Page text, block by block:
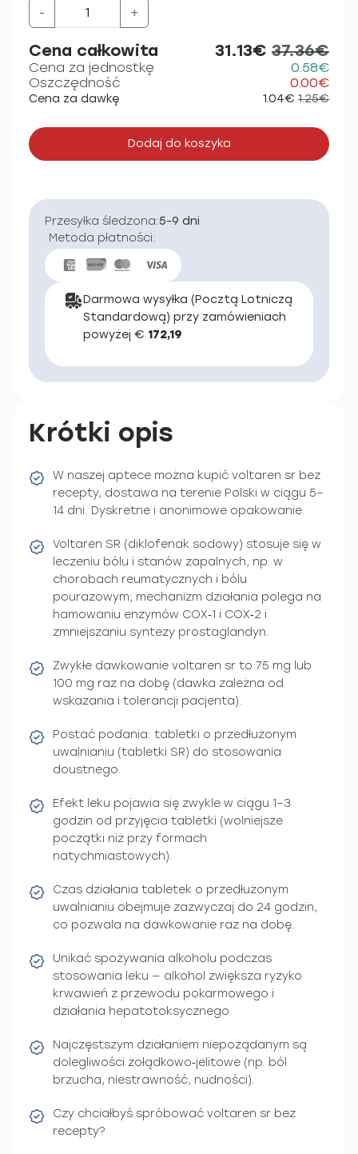
- +
Cena całkowita 31.13€ 37.36€
Cena za jednostkę
0.58€
Oszczędność
0.00€
Cena za dawkę 1.04€ 1.25€
Dodaj do koszyka
Przesyłka śledzona:5-9 dni
Metoda płatności:
Darmowa wysyłka (Pocztą Lotniczą
Standardową) przy zamówieniach
powyżej € 172,19
Krótki opis
W naszej aptece można kupić voltaren sr bez
recepty, dostawa na terenie Polski w ciągu 5–
14 dni. Dyskretne i anonimowe opakowanie.
Voltaren SR (diklofenak sodowy) stosuje się w
leczeniu bólu i stanów zapalnych, np. w
chorobach reumatycznych i bólu
pourazowym; mechanizm działania polega na
hamowaniu enzymów COX‑1 i COX‑2 i
zmniejszaniu syntezy prostaglandyn.
Zwykłe dawkowanie voltaren sr to 75 mg lub
100 mg raz na dobę (dawka zależna od
wskazania i tolerancji pacjenta).
Postać podania: tabletki o przedłużonym
uwalnianiu (tabletki SR) do stosowania
doustnego.
Efekt leku pojawia się zwykle w ciągu 1–3
godzin od przyjęcia tabletki (wolniejsze
początki niż przy formach
natychmiastowych).
Czas działania tabletek o przedłużonym
uwalnianiu obejmuje zazwyczaj do 24 godzin,
co pozwala na dawkowanie raz na dobę.
Unikać spożywania alkoholu podczas
stosowania leku — alkohol zwiększa ryzyko
krwawień z przewodu pokarmowego i
działania hepatotoksycznego.
Najczęstszym działaniem niepożądanym są
dolegliwości żołądkowo‑jelitowe (np. ból
brzucha, niestrawność, nudności).
Czy chciałbyś spróbować voltaren sr bez
recepty?